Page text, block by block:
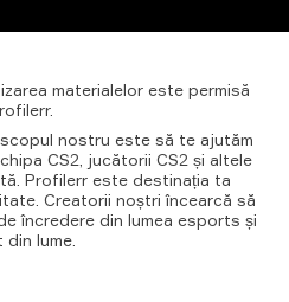
materialelor este permisă
nostru este să te ajutăm
CS2, jucătorii CS2 și altele
Profilerr este destinația ta
Creatorii noștri încearcă să
încredere din lumea esports și
lume.